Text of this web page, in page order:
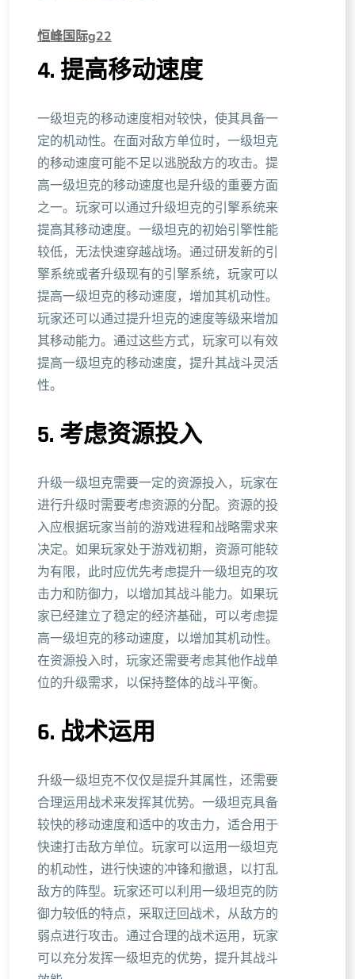
恒峰国际g22
4. 提高移动速度
一级坦克的移动速度相对较快，使其具备一
定的机动性。在面对敌方单位时，一级坦克
的移动速度可能不足以逃脱敌方的攻击。提
高一级坦克的移动速度也是升级的重要方面
之一。玩家可以通过升级坦克的引擎系统来
提高其移动速度。一级坦克的初始引擎性能
较低，无法快速穿越战场。通过研发新的引
擎系统或者升级现有的引擎系统，玩家可以
提高一级坦克的移动速度，增加其机动性。
玩家还可以通过提升坦克的速度等级来增加
其移动能力。通过这些方式，玩家可以有效
提高一级坦克的移动速度，提升其战斗灵活
性。
5. 考虑资源投入
升级一级坦克需要一定的资源投入，玩家在
进行升级时需要考虑资源的分配。资源的投
入应根据玩家当前的游戏进程和战略需求来
决定。如果玩家处于游戏初期，资源可能较
为有限，此时应优先考虑提升一级坦克的攻
击力和防御力，以增加其战斗能力。如果玩
家已经建立了稳定的经济基础，可以考虑提
高一级坦克的移动速度，以增加其机动性。
在资源投入时，玩家还需要考虑其他作战单
位的升级需求，以保持整体的战斗平衡。
6. 战术运用
升级一级坦克不仅仅是提升其属性，还需要
合理运用战术来发挥其优势。一级坦克具备
较快的移动速度和适中的攻击力，适合用于
快速打击敌方单位。玩家可以运用一级坦克
的机动性，进行快速的冲锋和撤退，以打乱
敌方的阵型。玩家还可以利用一级坦克的防
御力较低的特点，采取迂回战术，从敌方的
弱点进行攻击。通过合理的战术运用，玩家
可以充分发挥一级坦克的优势，提升其战斗